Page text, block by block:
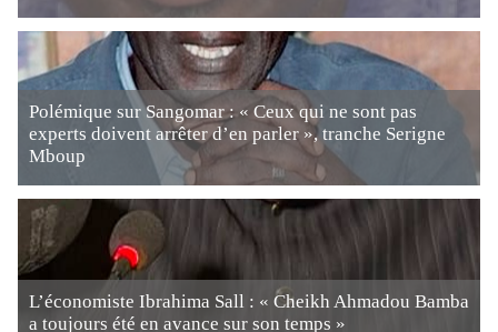
Polémique sur Sangomar : « Ceux qui ne sont pas
experts doivent arrêter d’en parler », tranche Serigne
Mboup
L’économiste Ibrahima Sall : « Cheikh Ahmadou Bamba
a toujours été en avance sur son temps »